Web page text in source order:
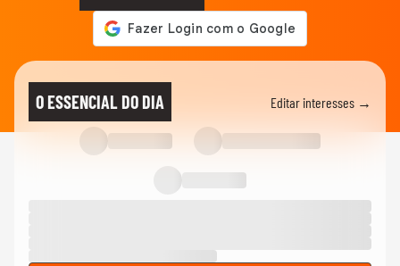
O ESSENCIAL DO DIA Editar interesses →